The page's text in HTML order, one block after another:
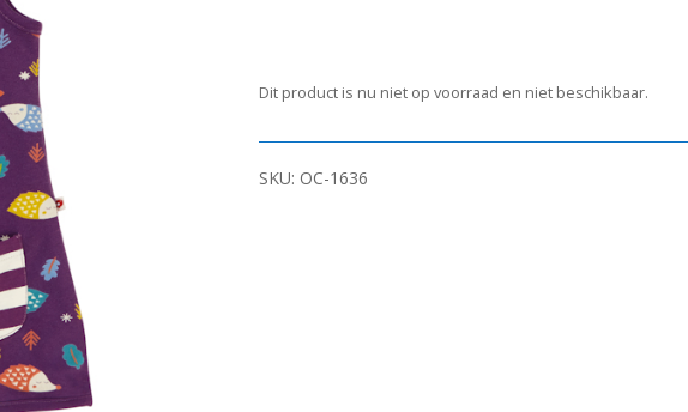
Dit product is nu niet op voorraad en niet beschikbaar.
SKU: OC-1636